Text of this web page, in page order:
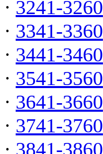
· 3241-3260
· 3341-3360
· 3441-3460
· 3541-3560
· 3641-3660
· 3741-3760
· 3841-3860